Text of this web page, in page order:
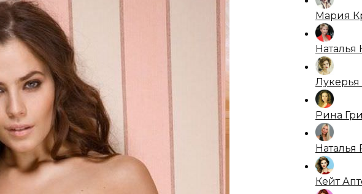
Мария
Наталья
Рина
Наталья
Кейт